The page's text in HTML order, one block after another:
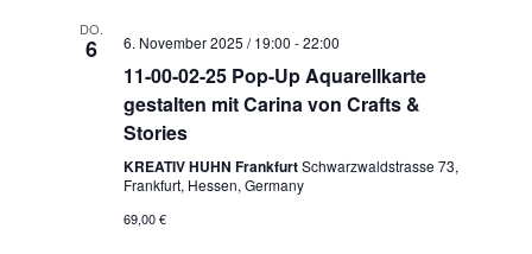
DO.
6 6. November 2025 / 19:00 -22:00
11-00-02-25 Pop-Up Aquarellkarte
gestalten mit Carina von Crafts &
Stories
KREATIV HUHN FrankfurtSchwarzwaldstrasse 73,
Frankfurt, Hessen, Germany
69,00 €